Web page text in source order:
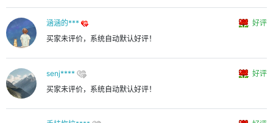
涵涵的***
好评
买家未评价，系统自动默认好评！
senj****
好评
买家未评价，系统自动默认好评！